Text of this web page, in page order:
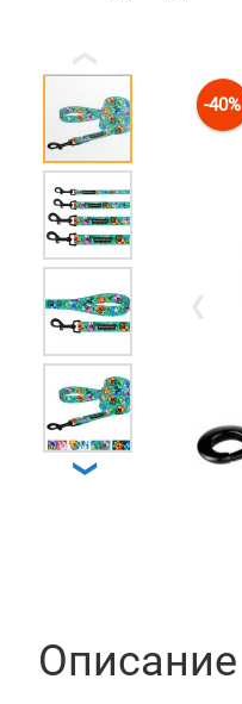
-40%
❯
Описание